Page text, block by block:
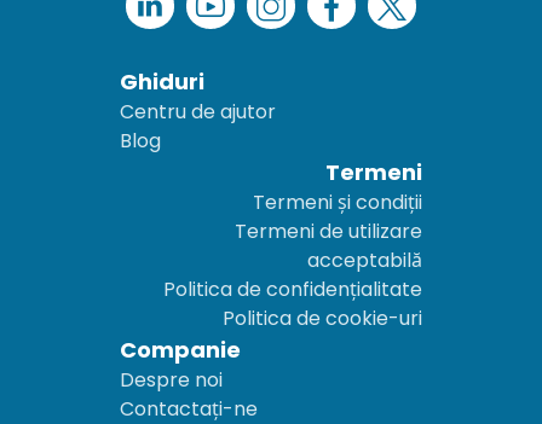
Ghiduri
Centru de ajutor
Blog
Termeni
Termeni și condiții
Termeni de utilizare
acceptabilă
Politica de confidențialitate
Politica de cookie-uri
Companie
Despre noi
Contactați-ne